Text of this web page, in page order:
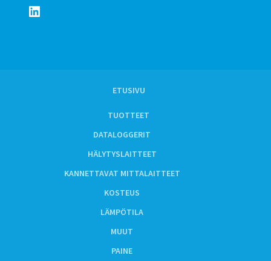
LinkedIn
ETUSIVU
TUOTTEET
DATALOGGERIT
HÄLYTYSLAITTEET
KANNETTAVAT MITTALAITTEET
KOSTEUS
LÄMPÖTILA
MUUT
PAINE